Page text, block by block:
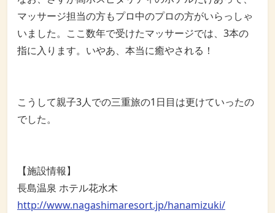
マッサージ担当の方もプロ中のプロの方がいらっしゃ
いました。ここ数年で受けたマッサージでは、3本の
指に入ります。いやあ、本当に癒やされる！
こうして親子3人での三重旅の1日目は更けていったの
でした。
【施設情報】
長島温泉 ホテル花水木
http://www.nagashimaresort.jp/hanamizuki/